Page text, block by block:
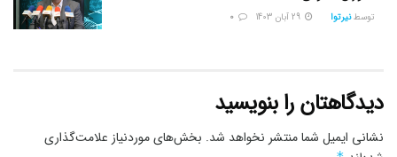
توسط نیرتوا
دیدگاهتان را بنویسید
نشانی ایمیل شما منتشر نخواهد شد. بخش‌های موردنیاز علامت‌گذاری